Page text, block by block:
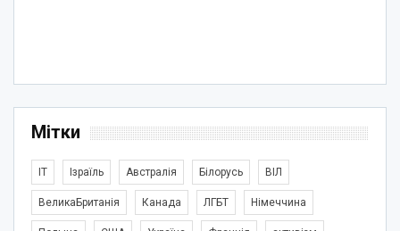
Мітки
IT Ізраїль Австралія Білорусь ВІЛ
ВеликаБританія Канада ЛГБТ Німеччина